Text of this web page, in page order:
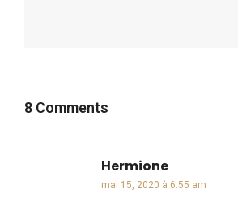
8 Comments
Hermionedit :
mai 15, 2020 à 6:55 am